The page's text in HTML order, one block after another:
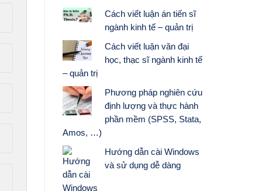
Cách viết luận án tiến sĩ
ngành kinh tế – quản trị
Cách viết luận văn đại
học, thạc sĩ ngành kinh tế
– quản trị
Phương pháp nghiên cứu
định lượng và thực hành
phần mềm (SPSS, Stata,
Amos, …)
Hướng dẫn cài Windows
và sử dụng dễ dàng